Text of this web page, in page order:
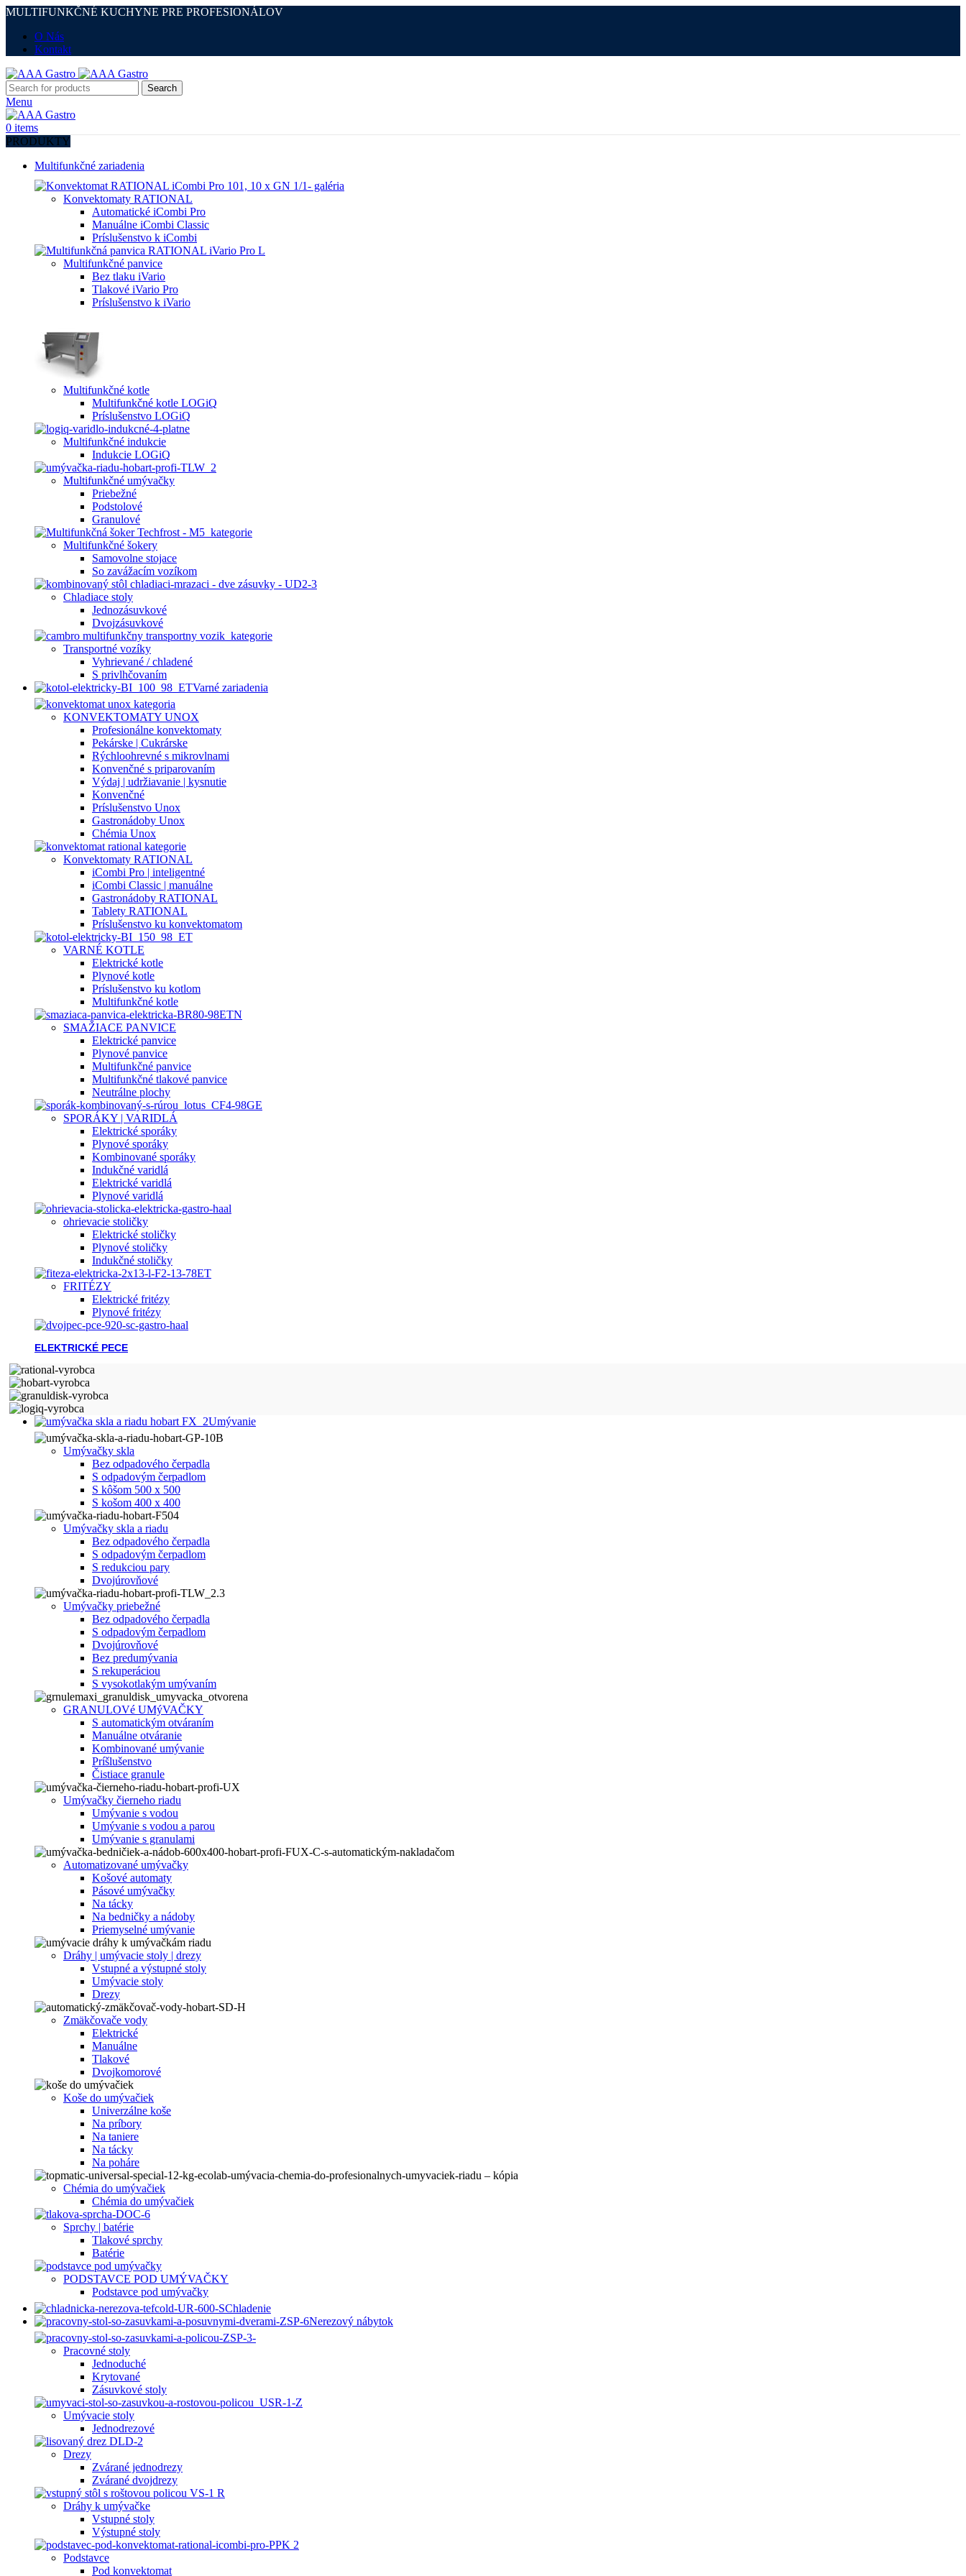
MULTIFUNKČNÉ KUCHYNE PRE PROFESIONÁLOV
O Nás
Kontakt
Search
Menu
0 items
PRODUKTY
Multifunkčné zariadenia
Konvektomaty RATIONAL
Automatické iCombi Pro
Manuálne iCombi Classic
Príslušenstvo k iCombi
Multifunkčné panvice
Bez tlaku iVario
Tlakové iVario Pro
Príslušenstvo k iVario
Multifunkčné kotle
Multifunkčné kotle LOGiQ
Príslušenstvo LOGiQ
Multifunkčné indukcie
Indukcie LOGiQ
Multifunkčné umývačky
Priebežné
Podstolové
Granulové
Multifunkčné šokery
Samovolne stojace
So zavážacím vozíkom
Chladiace stoly
Jednozásuvkové
Dvojzásuvkové
Transportné vozíky
Vyhrievané / chladené
S privlhčovaním
Varné zariadenia
KONVEKTOMATY UNOX
Profesionálne konvektomaty
Pekárske | Cukrárske
Rýchloohrevné s mikrovlnami
Konvenčné s priparovaním
Výdaj | udržiavanie | kysnutie
Konvenčné
Príslušenstvo Unox
Gastronádoby Unox
Chémia Unox
Konvektomaty RATIONAL
iCombi Pro | inteligentné
iCombi Classic | manuálne
Gastronádoby RATIONAL
Tablety RATIONAL
Príslušenstvo ku konvektomatom
VARNÉ KOTLE
Elektrické kotle
Plynové kotle
Príslušenstvo ku kotlom
Multifunkčné kotle
SMAŽIACE PANVICE
Elektrické panvice
Plynové panvice
Multifunkčné panvice
Multifunkčné tlakové panvice
Neutrálne plochy
SPORÁKY | VARIDLÁ
Elektrické sporáky
Plynové sporáky
Kombinované sporáky
Indukčné varidlá
Elektrické varidlá
Plynové varidlá
ohrievacie stoličky
Elektrické stoličky
Plynové stoličky
Indukčné stoličky
FRITÉZY
Elektrické fritézy
Plynové fritézy
ELEKTRICKÉ PECE
Umývanie
Umývačky skla
Bez odpadového čerpadla
S odpadovým čerpadlom
S kôšom 500 x 500
S košom 400 x 400
Umývačky skla a riadu
Bez odpadového čerpadla
S odpadovým čerpadlom
S redukciou pary
Dvojúrovňové
Umývačky priebežné
Bez odpadového čerpadla
S odpadovým čerpadlom
Dvojúrovňové
Bez predumývania
S rekuperáciou
S vysokotlakým umývaním
GRANULOVé UMýVAČKY
S automatickým otváraním
Manuálne otváranie
Kombinované umývanie
Príšlušenstvo
Čistiace granule
Umývačky čierneho riadu
Umývanie s vodou
Umývanie s vodou a parou
Umývanie s granulami
Automatizované umývačky
Košové automaty
Pásové umývačky
Na tácky
Na bedničky a nádoby
Priemyselné umývanie
Dráhy | umývacie stoly | drezy
Vstupné a výstupné stoly
Umývacie stoly
Drezy
Zmäkčovače vody
Elektrické
Manuálne
Tlakové
Dvojkomorové
Koše do umývačiek
Univerzálne koše
Na príbory
Na taniere
Na tácky
Na poháre
Chémia do umývačiek
Chémia do umývačiek
Sprchy | batérie
Tlakové sprchy
Batérie
PODSTAVCE POD UMÝVAČKY
Podstavce pod umývačky
Chladenie
Nerezový nábytok
Pracovné stoly
Jednoduché
Krytované
Zásuvkové stoly
Umývacie stoly
Jednodrezové
Drezy
Zvárané jednodrezy
Zvárané dvojdrezy
Dráhy k umývačke
Vstupné stoly
Výstupné stoly
Podstavce
Pod konvektomat